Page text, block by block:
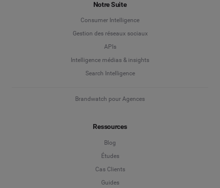
Notre Suite
Consumer Intelligence
Gestion des réseaux sociaux
APIs
Intelligence médias & insights
Search Intelligence
Brandwatch pour Agences
Ressources
Blog
Études
Cas Clients
Guides